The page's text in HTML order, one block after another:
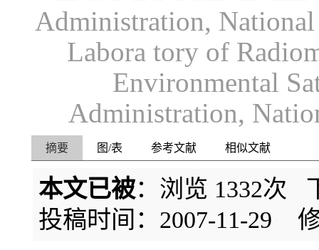
Administration,
Labora tory of
Environmental
Administration,
摘要 图/表 参考文献 相似文献
本文已被：浏览 1332次
投稿时间：2007-11-29